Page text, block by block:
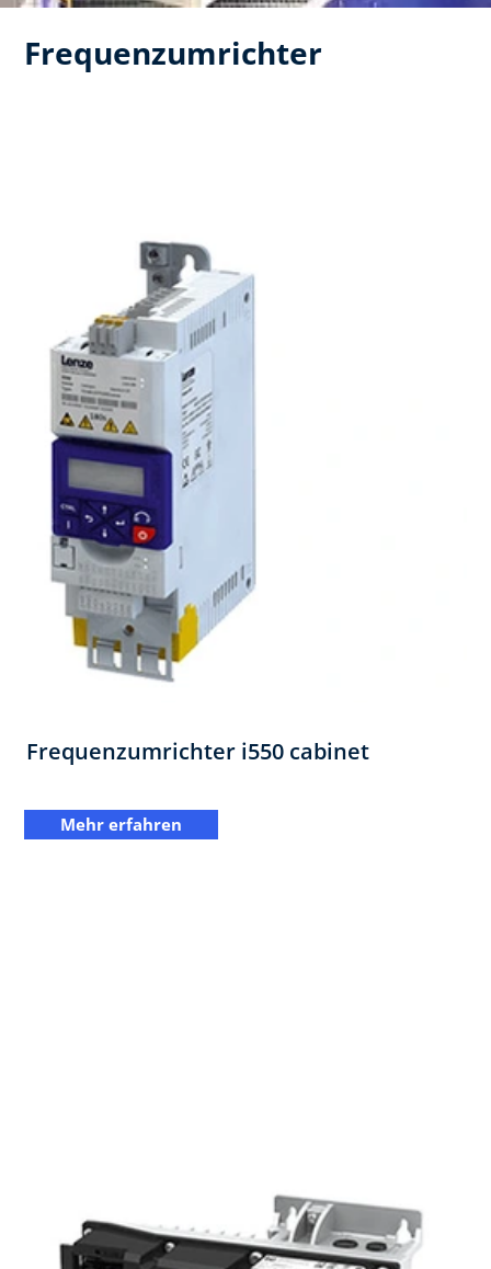
Frequenzumrichter
Frequenzumrichter i550 cabinet
Mehr erfahren